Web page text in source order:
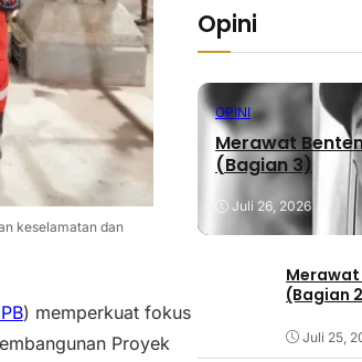
keselamatan dan
) memperkuat fokus
Proyek
Opini
OPINI
Merawat
(Bagian 3)
Juli 26, 2026
Merawat
(Bagian
Juli 25,